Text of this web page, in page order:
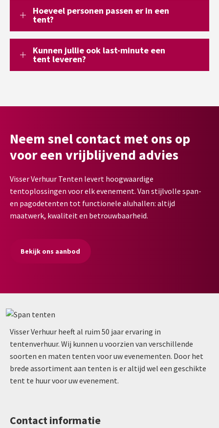
Hoeveel personen passen er in een
tent?
Kunnen jullie ook last-minute een
tent leveren?
Neem snel contact met ons op
voor een vrijblijvend advies
Visser Verhuur Tenten levert hoogwaardige
tentoplossingen voor elk evenement. Van stijlvolle span-
en pagodetenten tot functionele aluhallen: altijd
maatwerk, kwaliteit en betrouwbaarheid.
Bekijk ons aanbod
Visser Verhuur heeft al ruim 50 jaar ervaring in
tentenverhuur. Wij kunnen u voorzien van verschillende
soorten en maten tenten voor uw evenementen. Door het
brede assortiment aan tenten is er altijd wel een geschikte
tent te huur voor uw evenement.
Contact informatie